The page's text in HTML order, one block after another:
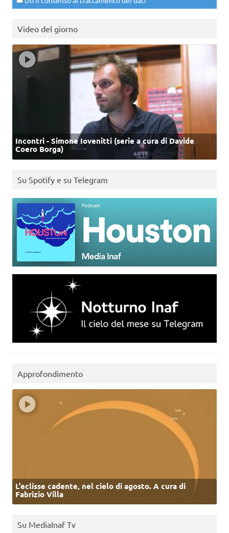
Video del giorno
Incontri - Simone Iovenitti (serie a cura di Davide
Coero Borga)
Su Spotify e su Telegram
Approfondimento
L’eclisse cadente, nel cielo di agosto. A cura di
Fabrizio Villa
Su MediaInaf Tv